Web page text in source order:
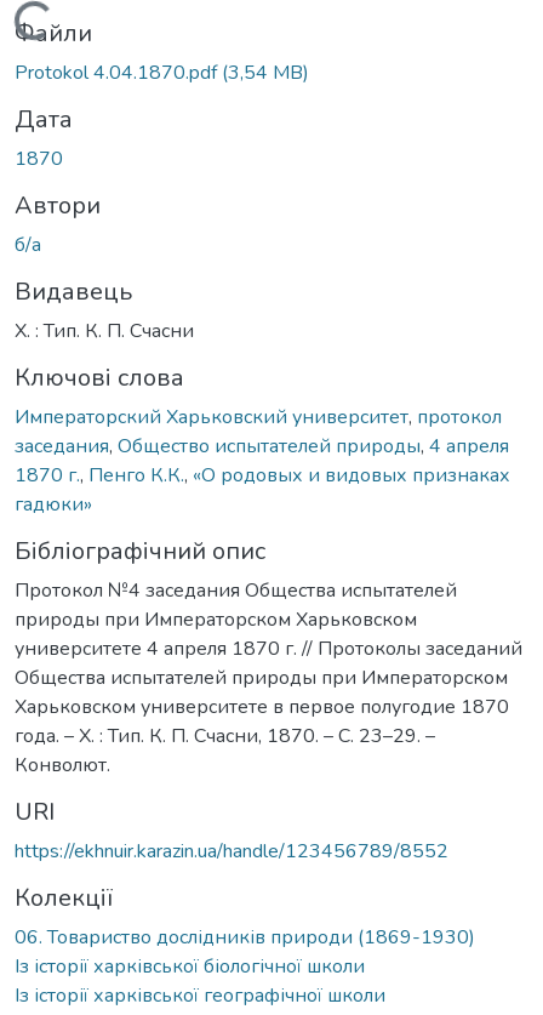
Вантажиться...
Файли
Protokol 4.04.1870.pdf(3,54 MB)
Дата
1870
Автори
б/а
Видавець
Х. : Тип. К. П. Счасни
Ключові слова
Императорский Харьковский университет, протокол
заседания, Общество испытателей природы, 4 апреля
1870 г., Пенго К.К., «О родовых и видовых признаках
гадюки»
Бібліографічний опис
Протокол №4 заседания Общества испытателей
природы при Императорском Харьковском
университете 4 апреля 1870 г. // Протоколы заседаний
Общества испытателей природы при Императорском
Харьковском университете в первое полугодие 1870
года. – Х. : Тип. К. П. Счасни, 1870. – С. 23–29. –
Конволют.
URI
https://ekhnuir.karazin.ua/handle/123456789/8552
Колекції
06. Товариство дослідників природи (1869-1930)
Із історії харківської біологічної школи
Із історії харківської географічної школи